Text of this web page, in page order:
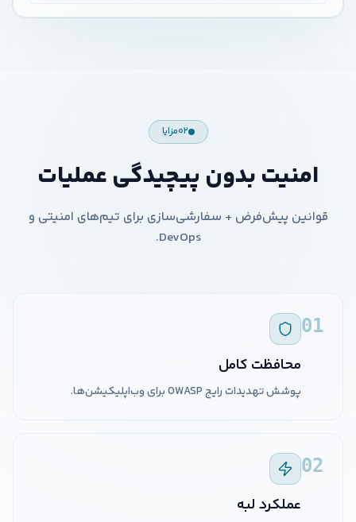
۰۲مزایا
امنیت بدون پیچیدگی عملیات
قوانین پیش‌فرض + سفارشی‌سازی برای تیم‌های امنیتی و
DevOps.
01
محافظت کامل
پوشش تهدیدات رایج OWASP برای وب‌اپلیکیشن‌ها.
02
عملکرد لبه